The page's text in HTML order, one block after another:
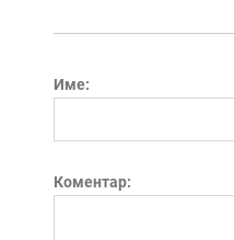
Име:
Коментар: